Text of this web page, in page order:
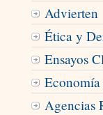
Advierten
Ética y
Ensayos
Agencias